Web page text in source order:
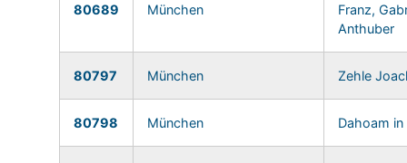
80689 München
Franz,
Anthuber
80797 München Zehle
80798 München Dahoam